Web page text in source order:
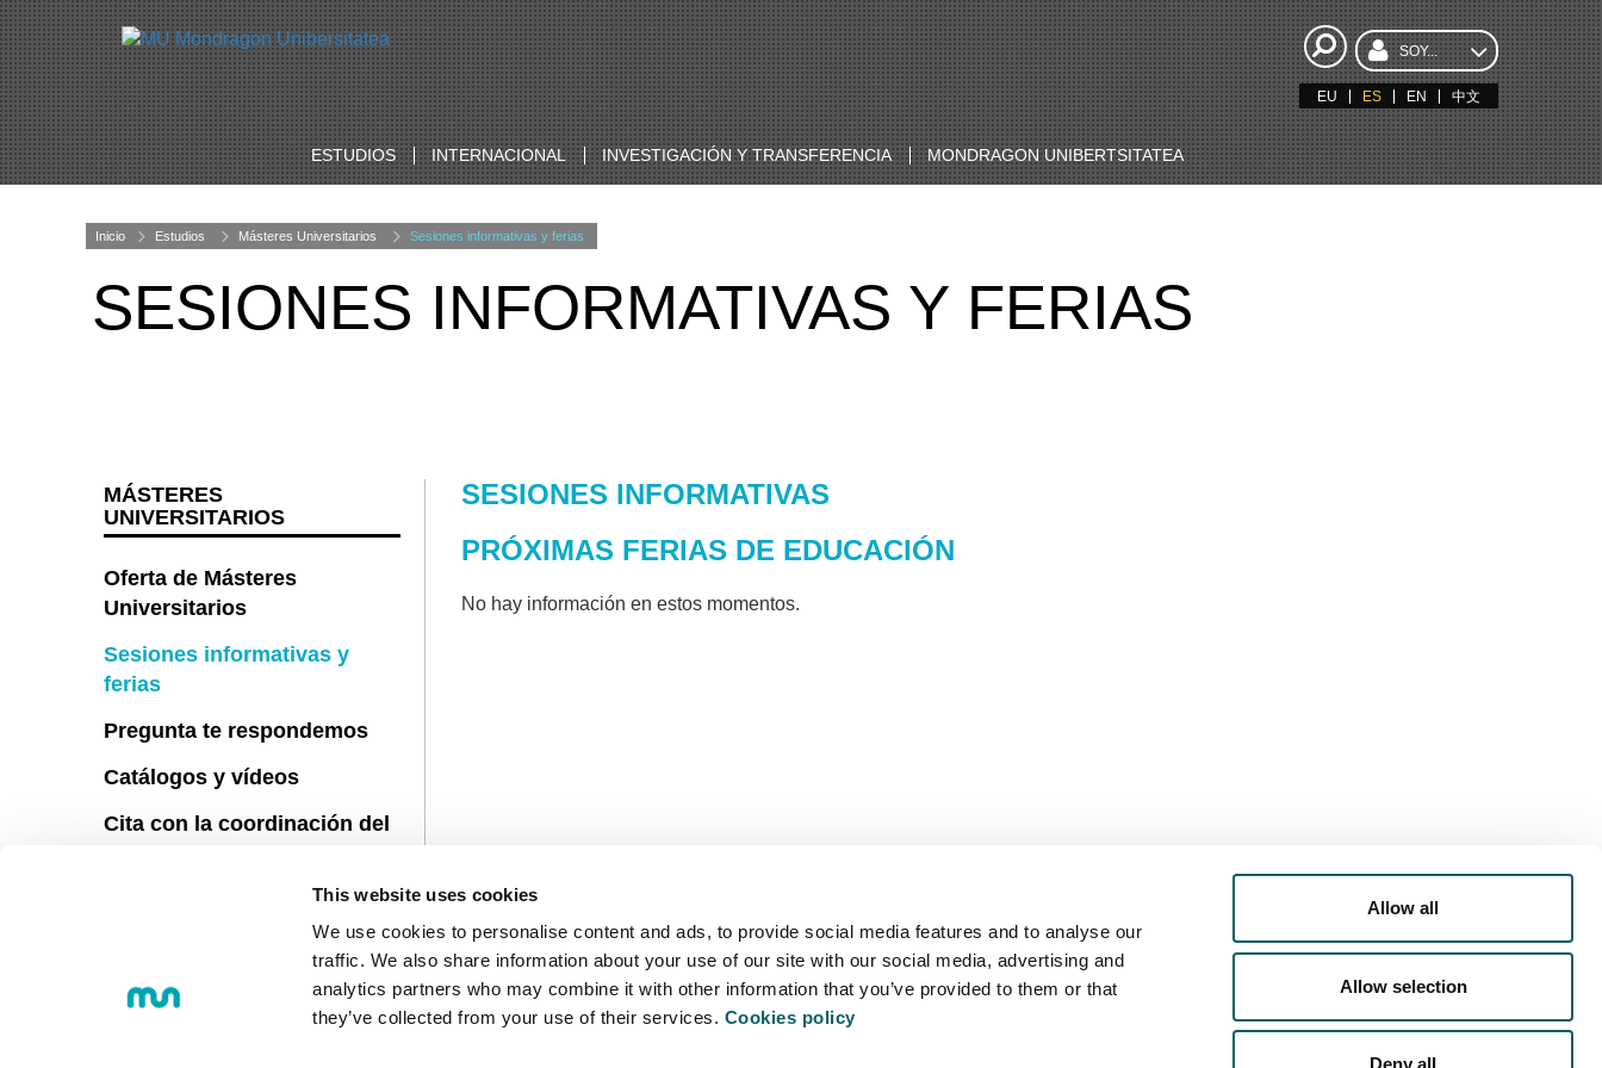
This website uses cookies
We use cookies to personalise content and ads, to provide social media features and to analyse our
traffic. We also share information about your use of our site with our social media, advertising and
analytics partners who may combine it with other information that you’ve provided to them or that
they’ve collected from your use of their services. Cookies policy
Allow all
Allow selection
Deny all
SOY...
EU ES EN 中文
ESTUDIOS INTERNACIONAL INVESTIGACIÓN Y TRANSFERENCIA MONDRAGON UNIBERTSITATEA
Inicio Estudios Másteres Universitarios Sesiones informativas y ferias
SESIONES INFORMATIVAS Y FERIAS
SESIONES INFORMATIVAS
PRÓXIMAS FERIAS DE EDUCACIÓN
No hay información en estos momentos.
MÁSTERES
UNIVERSITARIOS
Oferta de Másteres
Universitarios
Sesiones informativas y
ferias
Pregunta te respondemos
Catálogos y vídeos
Cita con la coordinación del
POLÍTICA DE COOKIES AVISO LEGAL